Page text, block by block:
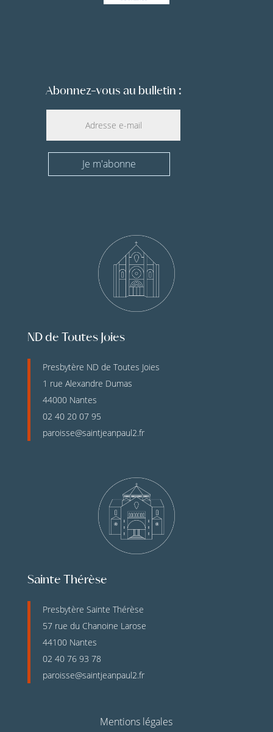
Abonnez-vous au bulletin :
Je m'abonne
ND de Toutes Joies
Presbytère ND de Toutes Joies
1 rue Alexandre Dumas
44000 Nantes
02 40 20 07 95
paroisse@saintjeanpaul2.fr
Sainte Thérèse
Presbytère Sainte Thérèse
57 rue du Chanoine Larose
44100 Nantes
02 40 76 93 78
paroisse@saintjeanpaul2.fr
Mentions légales